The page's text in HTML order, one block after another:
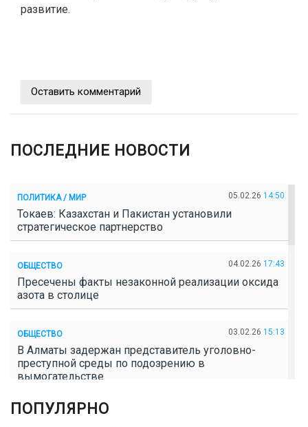
развитие.
Оставить комментарий
ПОСЛЕДНИЕ НОВОСТИ
ПОЛИТИКА / МИР 05.02.26 14:50
Токаев: Казахстан и Пакистан установили
стратегическое партнерство
ОБЩЕСТВО 04.02.26 17:43
Пресечены факты незаконной реализации оксида
азота в столице
ОБЩЕСТВО 03.02.26 15:13
В Алматы задержан представитель уголовно-
преступной среды по подозрению в
вымогательстве
ОБЩЕСТВО
ПОПУЛЯРНО